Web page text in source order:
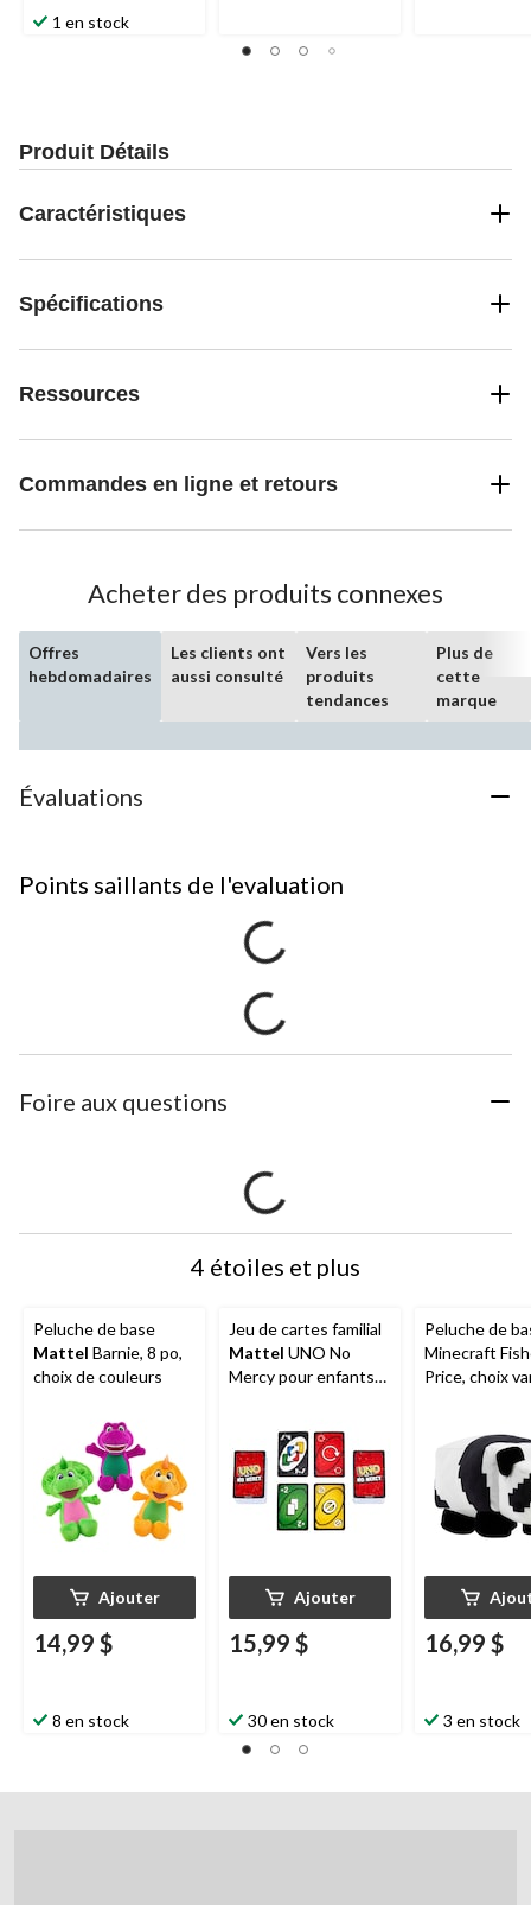
1 en stock
Produit Détails
Caractéristiques
Spécifications
Ressources
Commandes en ligne et retours
Acheter des produits connexes
Offres
hebdomadaires
Les clients ont
aussi consulté
Vers les
produits
tendances
Plus de
cette
marque
Évaluations
Points saillants de l'evaluation
Foire aux questions
4 étoiles et plus
Peluche de base
Mattel Barnie, 8 po,
choix de couleurs
Ajouter
14,99 $
8 en stock
Jeu de cartes familial
Mattel UNO No
Mercy pour enfants
Ajouter
15,99 $
30 en stock
Peluche de
Minecraft
Price, choix
16,99 $
3 en stock